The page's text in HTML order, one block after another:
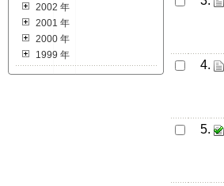
2002 年
2001 年
2000 年
1999 年
4.
5.